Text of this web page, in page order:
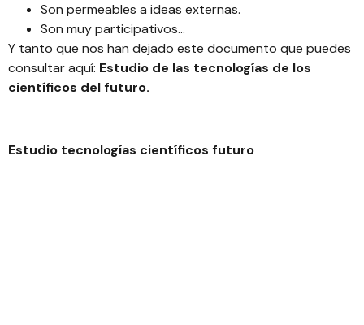
Son permeables a ideas externas.
Son muy participativos…
Y tanto que nos han dejado este documento que puedes
consultar aquí: Estudio de las tecnologías de los
científicos del futuro.
Estudio tecnologías científicos futuro